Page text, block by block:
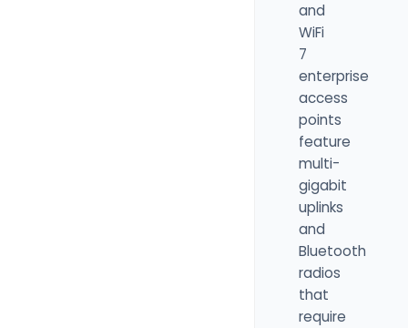
and
WiFi
7
enterprise
access
points
feature
multi-
gigabit
uplinks
and
Bluetooth
radios
that
require